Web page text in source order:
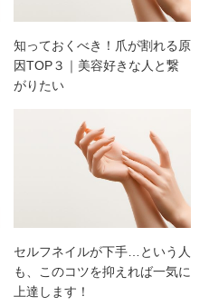
知っておくべき！爪が割れる原
因TOP３｜美容好きな人と繋
がりたい
セルフネイルが下手…という人
も、このコツを抑えれば一気に
上達します！